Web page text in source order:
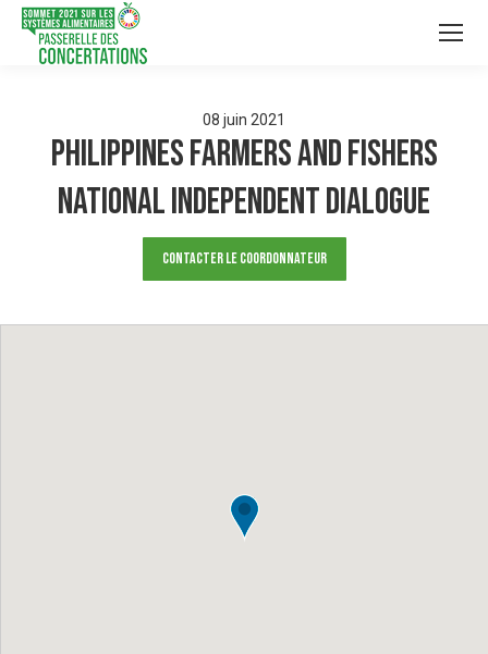
08 juin 2021
Philippines Farmers and Fishers
National Independent Dialogue
Contacter le Coordonnateur